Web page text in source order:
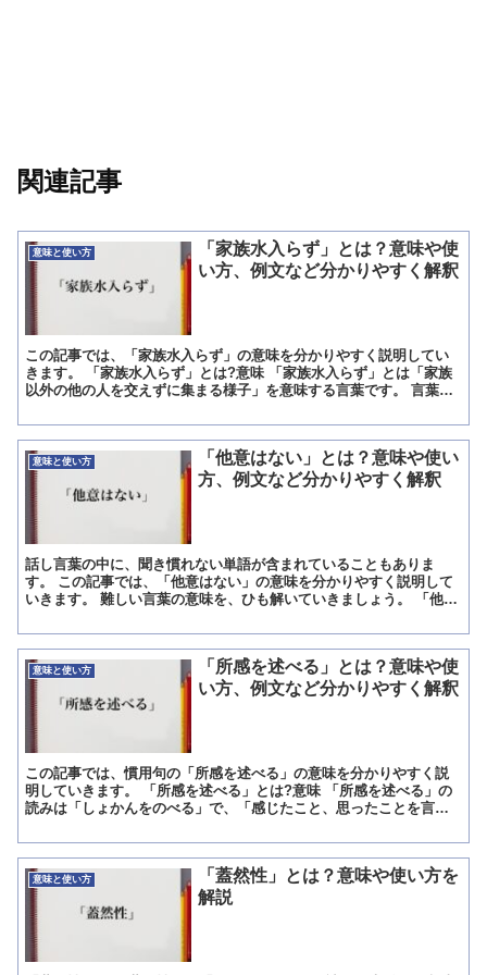
関連記事
意味と使い方
「家族水入らず」とは？意味や使
い方、例文など分かりやすく解釈
この記事では、「家族水入らず」の意味を分かりやすく説明してい
きます。 「家族水入らず」とは?意味 「家族水入らず」とは「家族
以外の他の人を交えずに集まる様子」を意味する言葉です。 言葉の
意味と使い方
「他意はない」とは？意味や使い
方、例文など分かりやすく解釈
話し言葉の中に、聞き慣れない単語が含まれていることもありま
す。 この記事では、「他意はない」の意味を分かりやすく説明して
いきます。 難しい言葉の意味を、ひも解いていきましょう。 「他意
意味と使い方
「所感を述べる」とは？意味や使
い方、例文など分かりやすく解釈
この記事では、慣用句の「所感を述べる」の意味を分かりやすく説
明していきます。 「所感を述べる」とは?意味 「所感を述べる」の
読みは「しょかんをのべる」で、「感じたこと、思ったことを言葉
意味と使い方
「蓋然性」とは？意味や使い方を
解説